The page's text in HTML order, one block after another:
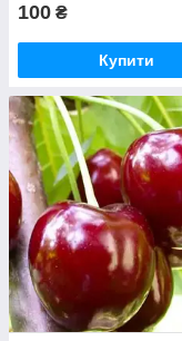
100 ₴
Купити